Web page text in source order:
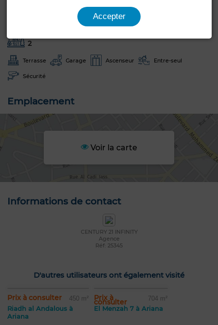
Bon état / habitable Moins d'un an
2
Terrasse Garage Ascenseur Entre-seul
Sécurité
Emplacement
Voir la carte
Informations de contact
CENTURY 21 INFINITY
Agence
Réf: 25345
D'autres utilisateurs ont également visité
Prix à consulter 450 m²
Riadh al Andalous à
Ariana
Prix à
consulter 704 m²
El Menzah 7 à Ariana
Accepter